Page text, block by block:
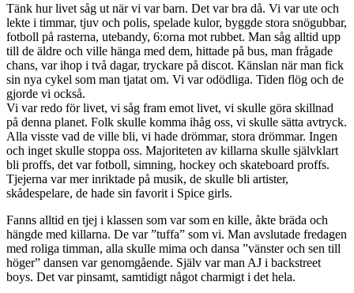
Tänk hur livet såg ut när vi var barn. Det var bra då. Vi var ute och
lekte i timmar, tjuv och polis, spelade kulor, byggde stora snögubbar,
fotboll på rasterna, utebandy, 6:orna mot rubbet. Man såg alltid upp
till de äldre och ville hänga med dem, hittade på bus, man frågade
chans, var ihop i två dagar, tryckare på discot. Känslan när man fick
sin nya cykel som man tjatat om. Vi var odödliga. Tiden flög och de
gjorde vi också.
Vi var redo för livet, vi såg fram emot livet, vi skulle göra skillnad
på denna planet. Folk skulle komma ihåg oss, vi skulle sätta avtryck.
Alla visste vad de ville bli, vi hade drömmar, stora drömmar. Ingen
och inget skulle stoppa oss. Majoriteten av killarna skulle självklart
bli proffs, det var fotboll, simning, hockey och skateboard proffs.
Tjejerna var mer inriktade på musik, de skulle bli artister,
skådespelare, de hade sin favorit i Spice girls.
Fanns alltid en tjej i klassen som var som en kille, åkte bräda och
hängde med killarna. De var ”tuffa” som vi. Man avslutade fredagen
med roliga timman, alla skulle mima och dansa ”vänster och sen till
höger” dansen var genomgående. Själv var man AJ i backstreet
boys. Det var pinsamt, samtidigt något charmigt i det hela.